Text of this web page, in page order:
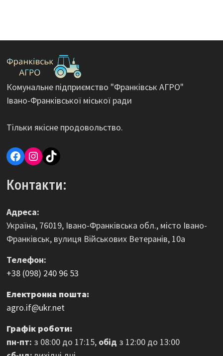
Комунальне підприємство "Франківськ АГРО"
Івано-Франківської міської ради
Тільки якісне продовольство.
Facebook
Instagram
TikTok
Контакти:
Адреса:
Україна, 76019, Івано-Франківська обл., місто Івано-
Франківськ, вулиця Військових Ветеранів, 10а
Телефон:
+38 (098) 240 96 53
Електронна пошта:
agro.if@ukr.net
Графік роботи:
пн-пт: з 08:00 до 17:15, обід з 12:00 до 13:00